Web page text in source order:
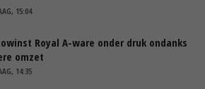
15:04
Royal A-ware onder druk ondanks
omzet
14:35